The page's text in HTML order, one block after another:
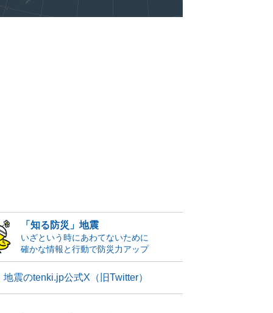
「知る防災」地震
いざという時にあわてないために
確かな情報と行動で防災力アップ
地震のtenki.jp公式X（旧Twitter）